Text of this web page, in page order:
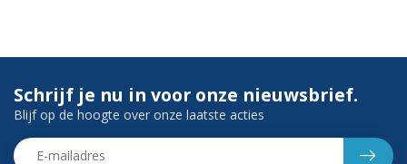
Schrijf je nu in voor onze nieuwsbrief.
Blijf op de hoogte over onze laatste acties